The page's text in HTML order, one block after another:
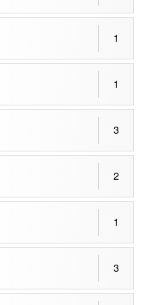
1
1
3
2
1
3